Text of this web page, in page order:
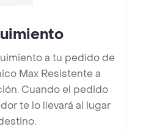
a tu pedido de
Max Resistente a
Cuando el pedido
te lo llevará al lugar